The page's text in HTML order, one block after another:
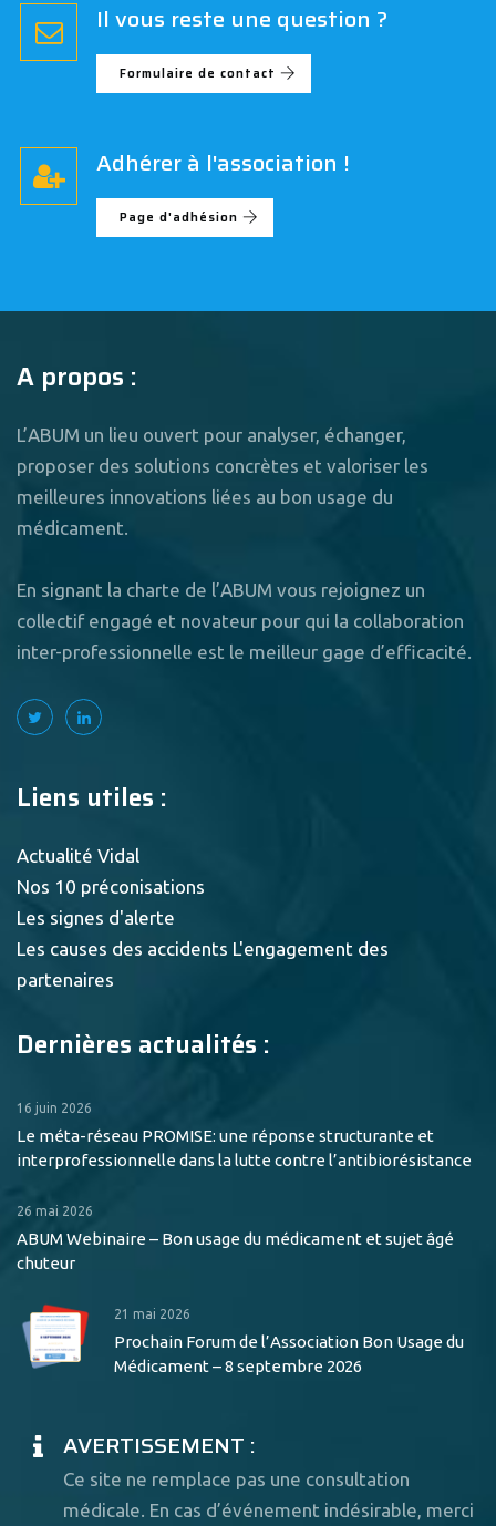
Il vous reste une question ?
Formulaire de contact
Adhérer à l'association !
Page d'adhésion
A propos :
L’ABUM un lieu ouvert pour analyser, échanger,
proposer des solutions concrètes et valoriser les
meilleures innovations liées au bon usage du
médicament.
En signant la charte de l’ABUM vous rejoignez un
collectif engagé et novateur pour qui la collaboration
inter-professionnelle est le meilleur gage d’efficacité.
Liens utiles :
Actualité Vidal
Nos 10 préconisations
Les signes d'alerte
Les causes des accidents L'engagement des
partenaires
Dernières actualités :
16 juin 2026
Le méta-réseau PROMISE: une réponse structurante et
interprofessionnelle dans la lutte contre l’antibiorésistance
26 mai 2026
ABUM Webinaire – Bon usage du médicament et sujet âgé
chuteur
21 mai 2026
Prochain Forum de l’Association Bon Usage du
Médicament – 8 septembre 2026
AVERTISSEMENT :
Ce site ne remplace pas une consultation
médicale. En cas d’événement indésirable, merci